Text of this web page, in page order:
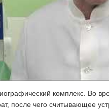
комплекс. Во
после чего считывающее